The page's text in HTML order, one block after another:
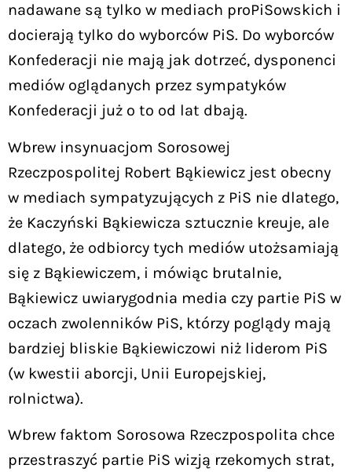
nadawane są tylko w mediach proPiSowskich i
docierają tylko do wyborców PiS. Do wyborców
Konfederacji nie mają jak dotrzeć, dysponenci
mediów oglądanych przez sympatyków
Konfederacji już o to od lat dbają.
Wbrew insynuacjom Sorosowej
Rzeczpospolitej Robert Bąkiewicz jest obecny
w mediach sympatyzujących z PiS nie dlatego,
że Kaczyński Bąkiewicza sztucznie kreuje, ale
dlatego, że odbiorcy tych mediów utożsamiają
się z Bąkiewiczem, i mówiąc brutalnie,
Bąkiewicz uwiarygodnia media czy partie PiS w
oczach zwolenników PiS, którzy poglądy mają
bardziej bliskie Bąkiewiczowi niż liderom PiS
(w kwestii aborcji, Unii Europejskiej,
rolnictwa).
Wbrew faktom Sorosowa Rzeczpospolita chce
przestraszyć partie PiS wizją rzekomych strat,